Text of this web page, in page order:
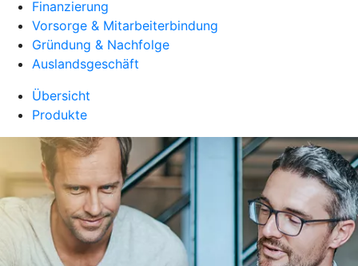
Finanzierung
Vorsorge & Mitarbeiterbindung
Gründung & Nachfolge
Auslandsgeschäft
Übersicht
Produkte